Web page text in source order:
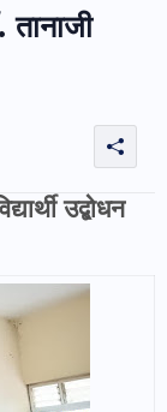
तानाजी
उद्बोधन